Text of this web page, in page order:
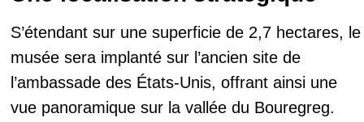
S’étendant sur une superficie de 2,7 hectares, le
musée sera implanté sur l’ancien site de
l’ambassade des États-Unis, offrant ainsi une
vue panoramique sur la vallée du Bouregreg.